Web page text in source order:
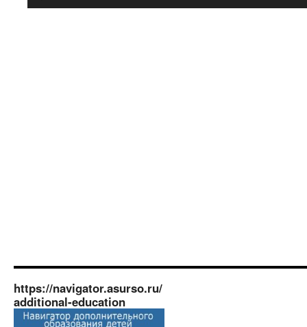
https://navigator.asurso.ru/
additional-education